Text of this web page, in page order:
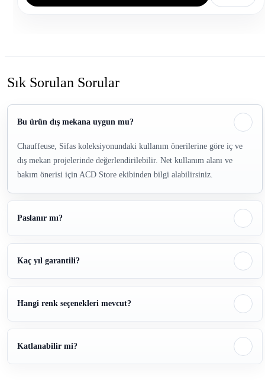
Sık Sorulan Sorular
Bu ürün dış mekana uygun mu?
Chauffeuse, Sifas koleksiyonundaki kullanım önerilerine göre iç ve
dış mekan projelerinde değerlendirilebilir. Net kullanım alanı ve
bakım önerisi için ACD Store ekibinden bilgi alabilirsiniz.
Paslanır mı?
Kaç yıl garantili?
Hangi renk seçenekleri mevcut?
Katlanabilir mi?